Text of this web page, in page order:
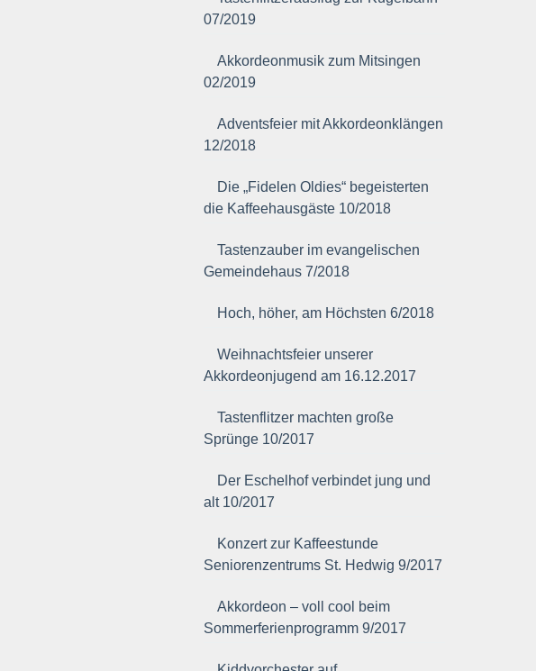
07/2019
Akkordeonmusik zum Mitsingen
02/2019
Adventsfeier mit Akkordeonklängen
12/2018
Die „Fidelen Oldies“ begeisterten
die Kaffeehausgäste 10/2018
Tastenzauber im evangelischen
Gemeindehaus 7/2018
Hoch, höher, am Höchsten 6/2018
Weihnachtsfeier unserer
Akkordeonjugend am 16.12.2017
Tastenflitzer machten große
Sprünge 10/2017
Der Eschelhof verbindet jung und
alt 10/2017
Konzert zur Kaffeestunde
Seniorenzentrums St. Hedwig 9/2017
Akkordeon – voll cool beim
Sommerferienprogramm 9/2017